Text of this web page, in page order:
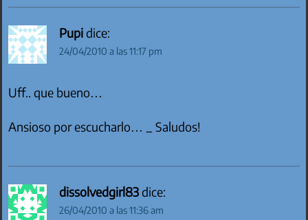
Pupidice:
24/04/2010 a las 11:17 pm
Uff.. que bueno…
Ansioso por escucharlo… _ Saludos!
dissolvedgirl83dice:
26/04/2010 a las 11:36 am